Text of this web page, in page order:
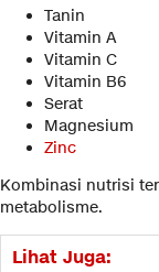
Tanin
Vitamin A
Vitamin C
Vitamin B6
Serat
Magnesium
Zinc
Kombinasi nutrisi
metabolisme.
Lihat Juga: